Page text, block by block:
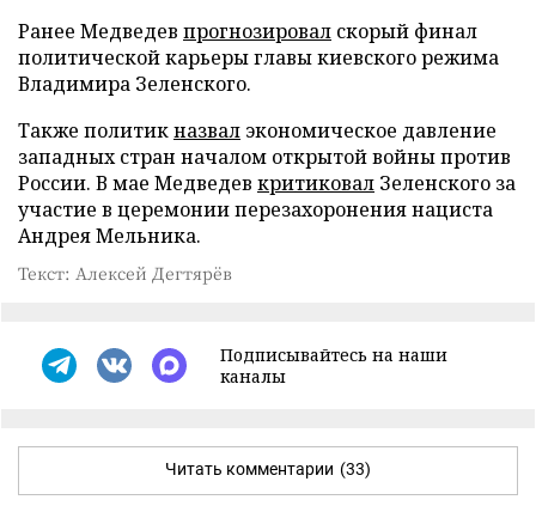
Ранее Медведев прогнозировал скорый финал
политической карьеры главы киевского режима
Владимира Зеленского.
Также политикназвал экономическое давление
западных стран началом открытой войны против
России. В мае Медведев критиковал Зеленского за
участие в церемонии перезахоронения нациста
Андрея Мельника.
Текст: Алексей Дегтярёв
Подписывайтесь на наши
каналы
Читать комментарии (33)